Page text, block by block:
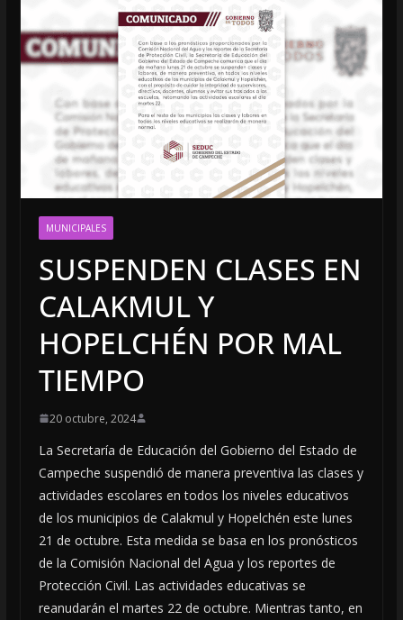
MUNICIPALES
SUSPENDEN CLASES EN
CALAKMUL Y
HOPELCHÉN POR MAL
TIEMPO
20 octubre, 2024
La Secretaría de Educación del Gobierno del Estado de
Campeche suspendió de manera preventiva las clases y
actividades escolares en todos los niveles educativos
de los municipios de Calakmul y Hopelchén este lunes
21 de octubre. Esta medida se basa en los pronósticos
de la Comisión Nacional del Agua y los reportes de
Protección Civil. Las actividades educativas se
reanudarán el martes 22 de octubre. Mientras tanto, en